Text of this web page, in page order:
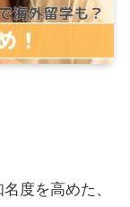
度を高めた、